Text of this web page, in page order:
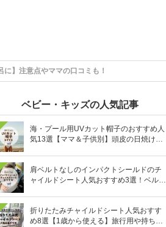
】注意点やママの口コミも！
ベビー・キッズの人気記事
海・プール用UVカット帽子のおすすめ人
気13選【ママ＆子供別】頭皮の日焼け対
肩ベルトなしのインパクトシールドのチ
ャイルドシート人気おすすめ3選！ベルト
折りたたみチャイルドシート人気おすす
め8選【1歳から使える】旅行用や持ち運